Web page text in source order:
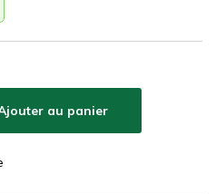
au panier